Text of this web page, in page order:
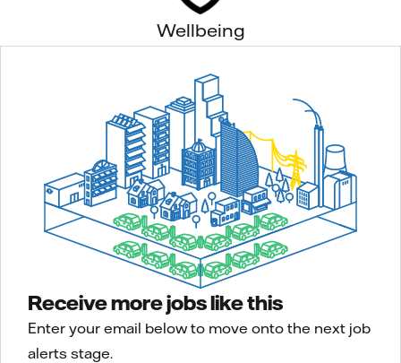
Wellbeing
Receive more jobs like this
Enter your email below to move onto the next job
alerts stage.